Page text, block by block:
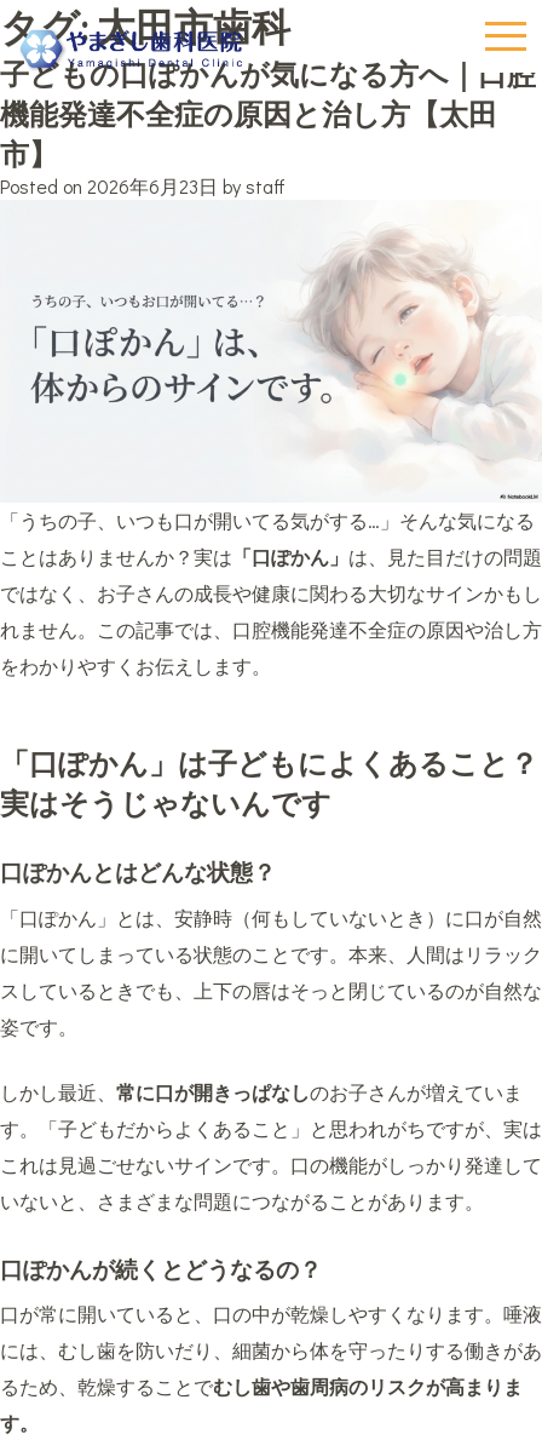
タグ:太田市歯科
子どもの口ぽかんが気になる方へ｜口腔
機能発達不全症の原因と治し方【太田
市】
Posted on 2026年6月23日 bystaff
「うちの子、いつも口が開いてる気がする…」そんな気になる
ことはありませんか？実は 「口ぽかん」 は、見た目だけの問題
ではなく、お子さんの成長や健康に関わる大切なサインかもし
れません。この記事では、口腔機能発達不全症の原因や治し方
をわかりやすくお伝えします。
「口ぽかん」は子どもによくあること？
実はそうじゃないんです
口ぽかんとはどんな状態？
「口ぽかん」とは、安静時（何もしていないとき）に口が自然
に開いてしまっている状態のことです。本来、人間はリラック
スしているときでも、上下の唇はそっと閉じているのが自然な
姿です。
しかし最近、 常に口が開きっぱなしのお子さんが増えていま
す。「子どもだからよくあること」と思われがちですが、実は
これは見過ごせないサインです。口の機能がしっかり発達して
いないと、さまざまな問題につながることがあります。
口ぽかんが続くとどうなるの？
口が常に開いていると、口の中が乾燥しやすくなります。唾液
には、むし歯を防いだり、細菌から体を守ったりする働きがあ
るため、乾燥することでむし歯や歯周病のリスクが高まりま
す。